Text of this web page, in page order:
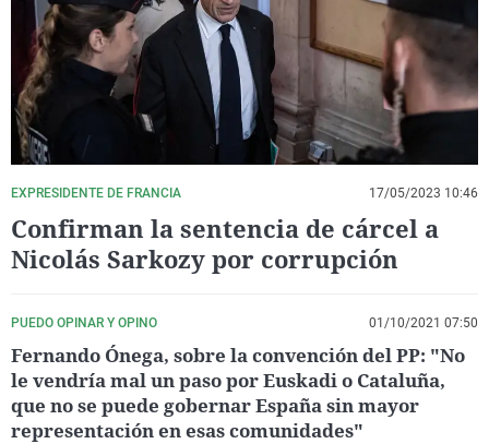
La rosa de los vientos
Gente viajera
Como el perro y el
Retornados
Equipo de
Operación Viuda
Extremadura
Galicia
La Rioja
Navarra
País Vasco
Televisión
Elecciones
EXPRESIDENTE DE FRANCIA 17/05/2023 10:46
Confirman la sentencia de cárcel a
Nicolás Sarkozy por corrupción
PUEDO OPINAR Y OPINO 01/10/2021 07:50
Fernando Ónega, sobre la convención del PP: "No
le vendría mal un paso por Euskadi o Cataluña,
que no se puede gobernar España sin mayor
representación en esas comunidades"